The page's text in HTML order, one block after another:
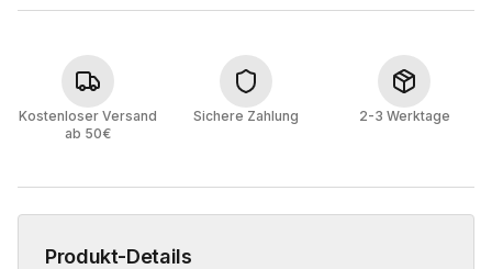
Kostenloser Versand
ab 50€
Sichere Zahlung 2-3 Werktage
Produkt-Details